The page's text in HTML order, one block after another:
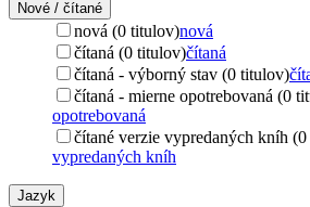
Nové / čítané
nová (0 titulov)nová
čítaná (0 titulov)čítaná
čítaná - výborný stav (0 titulov)
čítaná - mierne opotrebovaná (0
opotrebovaná
čítané verzie vypredaných kníh
vypredaných kníh
Jazyk